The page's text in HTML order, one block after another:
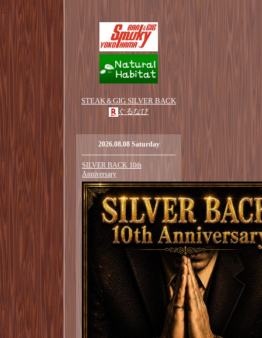
STEAK＆GIG SILVER BACK
ぐるなび
2026.08.08 Saturday
SILVER BACK 10th
Anniversary